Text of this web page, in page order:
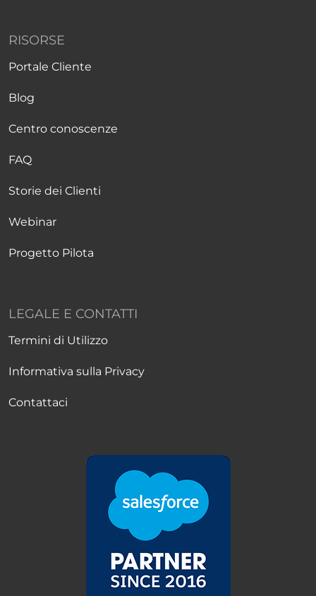
RISORSE
Portale Cliente
Blog
Centro conoscenze
FAQ
Storie dei Clienti
Webinar
Progetto Pilota
LEGALE E CONTATTI
Termini di Utilizzo
Informativa sulla Privacy
Contattaci